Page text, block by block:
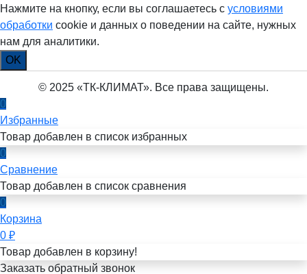
Нажмите на кнопку, если вы соглашаетесь с условиями
обработки cookie и данных о поведении на сайте, нужных
нам для аналитики.
OK
© 2025 «ТК-КЛИМАТ». Все права защищены.
0
Избранные
Товар добавлен в список избранных
0
Сравнение
Товар добавлен в список сравнения
0
Корзина
0 ₽
Товар добавлен в корзину!
Заказать обратный звонок